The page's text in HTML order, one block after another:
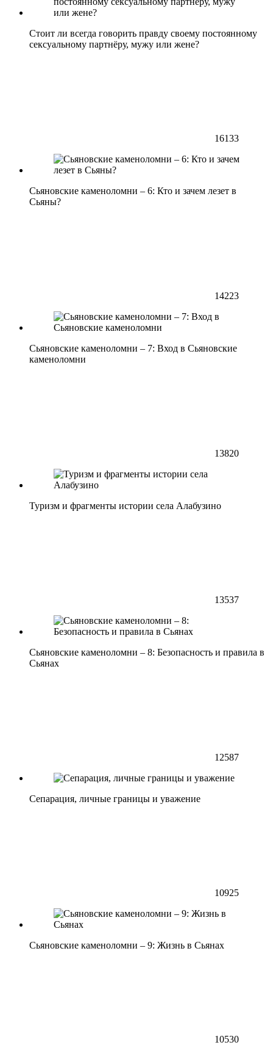
Стоит ли всегда говорить правду своему постоянному
сексуальному партнёру, мужу или жене?
16133
Сьяновские каменоломни – 6: Кто и зачем лезет в
Сьяны?
14223
Сьяновские каменоломни – 7: Вход в Сьяновские
каменоломни
13820
Туризм и фрагменты истории села Алабузино
13537
Сьяновские каменоломни – 8: Безопасность и правила в
Сьянах
12587
Сепарация, личные границы и уважение
10925
Сьяновские каменоломни – 9: Жизнь в Сьянах
10530